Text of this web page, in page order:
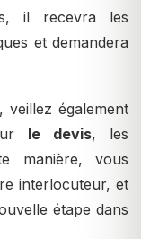
il recevra les
et demandera
veillez également
le devis, les
manière, vous
interlocuteur, et
étape dans